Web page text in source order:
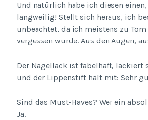
Und natürlich habe ich diesen
langweilig! Stellt sich heraus, ich
unbeachtet, da ich meistens zu
vergessen wurde. Aus den Augen,
Der Nagellack ist fabelhaft, lackiert
und der Lippenstift hält mit: Sehr
Sind das Must-Haves? Wer ein
Ja.